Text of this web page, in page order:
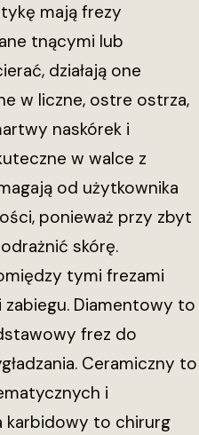
mają frezy
tnącymi lub
działają one
w liczne, ostre ostrza,
naskórek i
w walce z
od użytkownika
ponieważ przy zbyt
skórę.
tymi frezami
Diamentowy to
frez do
Ceramiczny to
i
karbidowy to chirurg